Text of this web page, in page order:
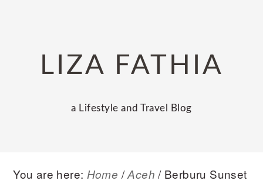
navigationLIZA FATHIA
a Lifestyle and Travel Blog
You are here: Home / Aceh /Berburu Sunset